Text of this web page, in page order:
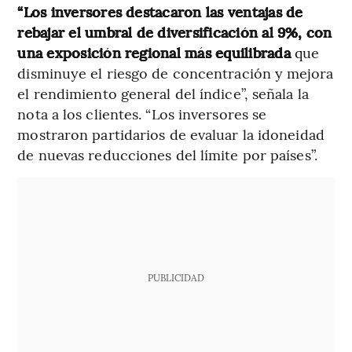
“Los inversores destacaron las ventajas de
rebajar el umbral de diversificación al 9%, con
una exposición regional más equilibradaque
disminuye el riesgo de concentración y mejora
el rendimiento general del índice”, señala la
nota a los clientes. “Los inversores se
mostraron partidarios de evaluar la idoneidad
de nuevas reducciones del límite por países”.
PUBLICIDAD